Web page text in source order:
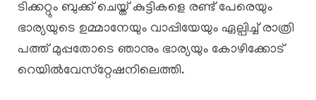
ടിക്കറ്റും ബുക്ക് ചെയ്ത് കുട്ടികളെ രണ്ട് പേരെയും
ഭാര്യയുടെ ഉമ്മാനേയും വാപ്പിയേയും ഏല്പിച്ച് രാത്രി
പത്ത് മുപ്പതോടെ ഞാനും ഭാര്യയും കോഴിക്കോട്
റെയിൽവേസ്‌റ്റേഷനിലെത്തി.